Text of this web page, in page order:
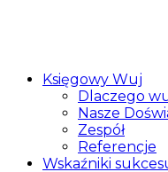
Księgowy Wuj
Dlaczego
Nasze
Zespół
Referencje
Wskaźniki